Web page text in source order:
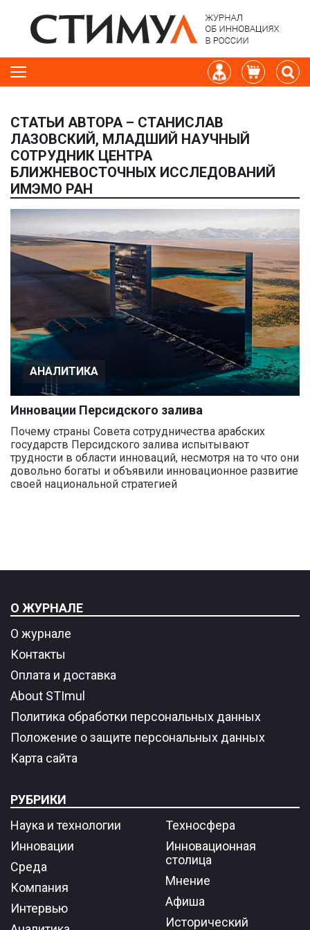
СТАТЬИ АВТОРА – СТАНИСЛАВ
ЛАЗОВСКИЙ, МЛАДШИЙ НАУЧНЫЙ
СОТРУДНИК ЦЕНТРА
БЛИЖНЕВОСТОЧНЫХ ИССЛЕДОВАНИЙ
ИМЭМО РАН
АНАЛИТИКА
Инновации Персидского залива
Почему страны Совета сотрудничества арабских
государств Персидского залива испытывают
трудности в области инноваций, несмотря на то что они
довольно богаты и объявили инновационное развитие
своей национальной стратегией
О ЖУРНАЛЕ
О журнале
Контакты
Оплата и доставка
About STImul
Политика обработки персональных данных
Положение о защите персональных данных
Карта сайта
РУБРИКИ
Наука и технологии
Инновации
Среда
Компания
Интервью
Техносфера
Инновационная
столица
Мнение
Афиша
Исторический